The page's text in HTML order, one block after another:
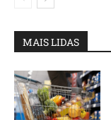
MAIS LIDAS